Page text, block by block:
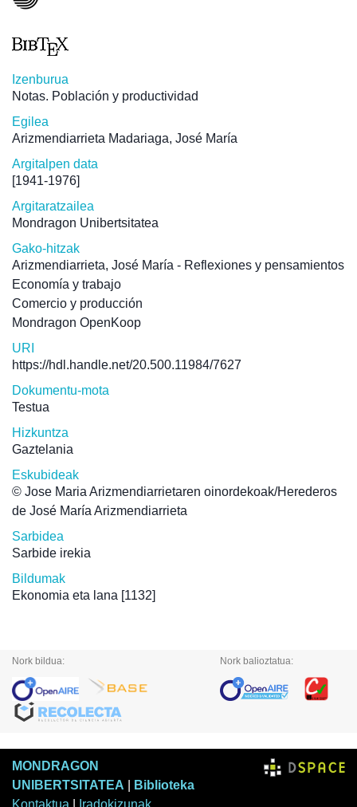
Izenburua
Notas. Población y productividad
Egilea
Arizmendiarrieta Madariaga, José María
Argitalpen data
[1941-1976]
Argitaratzailea
Mondragon Unibertsitatea
Gako-hitzak
Arizmendiarrieta, José María - Reflexiones y pensamientos
Economía y trabajo
Comercio y producción
Mondragon OpenKoop
URI
https://hdl.handle.net/20.500.11984/7627
Dokumentu-mota
Testua
Hizkuntza
Gaztelania
Eskubideak
© Jose Maria Arizmendiarrietaren oinordekoak/Herederos
de José María Arizmendiarrieta
Sarbidea
Sarbide irekia
Bildumak
Ekonomia eta lana [1132]
Nork bildua: Nork balioztatua:
MONDRAGON
UNIBERTSITATEA
Biblioteka